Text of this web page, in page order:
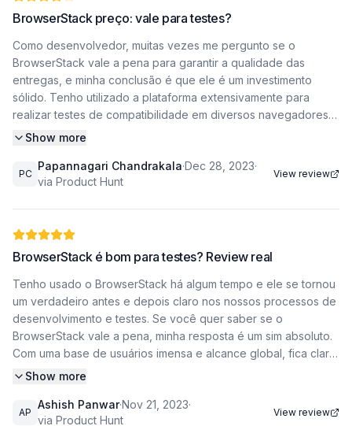
BrowserStack preço: vale para testes?
Como desenvolvedor, muitas vezes me pergunto se o
BrowserStack vale a pena para garantir a qualidade das
entregas, e minha conclusão é que ele é um investimento
sólido. Tenho utilizado a plataforma extensivamente para
realizar testes de compatibilidade em diversos navegadores e
dispositivos, e a ferramenta tem sido fundamental para
de integração complexos diretamente na nuvem simplificou
drasticamente meu fluxo de trabalho, eliminando a
Por que o BrowserStack vale a pena para testes de
integração A maior vantagem que encontrei ao utilizar o
de integração sem precisar configurar máquinas virtuais locais.
O ambiente é extremamente estável e oferece acesso
instantâneo a uma vasta gama de navegadores e sistemas
operacionais, o que é um ganho de patamar quando lidamos
com bugs que aparecem apenas em versões específicas ou
dispositivos móveis incomuns. A transição entre os ambientes
de comunicação entre diferentes partes do sistema com uma
Show more
PC
Papannagari Chandrakala·Dec 28, 2023·
via Product Hunt
View review
BrowserStack é bom para testes? Review real
Tenho usado o BrowserStack há algum tempo e ele se tornou
um verdadeiro antes e depois claro nos nossos processos de
desenvolvimento e testes. Se você quer saber se o
BrowserStack vale a pena, minha resposta é um sim absoluto.
Com uma base de usuários imensa e alcance global, fica claro
por que ele é a escolha confiável para testes contínuos. Ele
código com rapidez e total confiança. Por que o
BrowserStack se tornou nossa ferramenta padrão de testes
Show more
AP
Ashish Panwar·Nov 21, 2023·
via Product Hunt
View review